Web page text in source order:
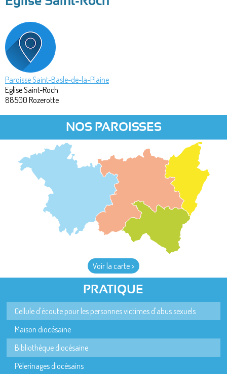
êtes
ici
Paroisse Saint-Basle-de-la-Plaine
Eglise Saint-Roch
88500 Rozerotte
NOS PAROISSES
Voir la carte >
PRATIQUE
Cellule d'écoute pour les personnes victimes d'abus sexuels
Maison diocésaine
Bibliothèque diocésaine
Pèlerinages diocésains